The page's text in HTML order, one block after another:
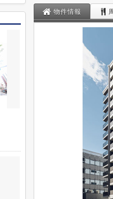
物件情報